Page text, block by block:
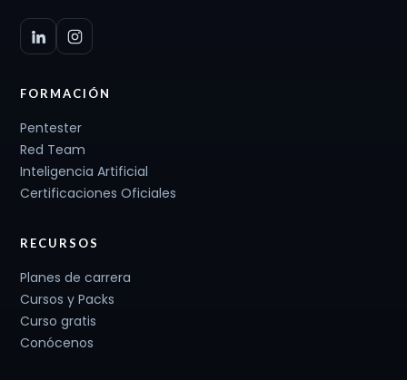
FORMACIÓN
Pentester
Red Team
Inteligencia Artificial
Certificaciones Oficiales
RECURSOS
Planes de carrera
Cursos y Packs
Curso gratis
Conócenos